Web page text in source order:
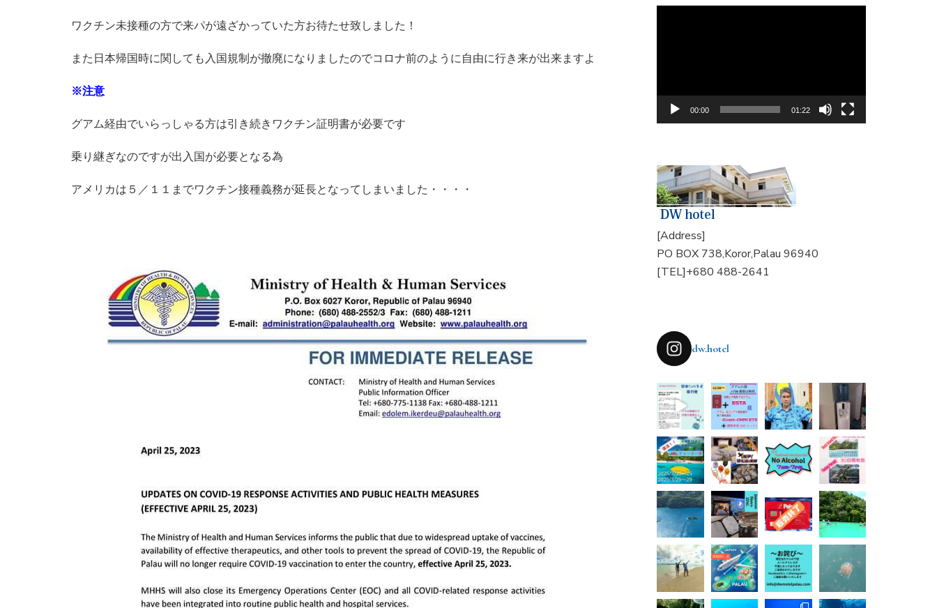
ワクチン未接種の方で来パが遠ざかっていた方お待たせ致しました！
また日本帰国時に関しても入国規制が撤廃になりましたのでコロナ前のように自由に行き来が出来ますよ
※注意
グアム経由でいらっしゃる方は引き続きワクチン証明書が必要です
乗り継ぎなのですが出入国が必要となる為
アメリカは５／１１までワクチン接種義務が延長となってしまいました・・・・
ー
00:00 01:22
[Address]
PO BOX 738,Koror,Palau 96940
[TEL]+680 488-2641
dw.hotel